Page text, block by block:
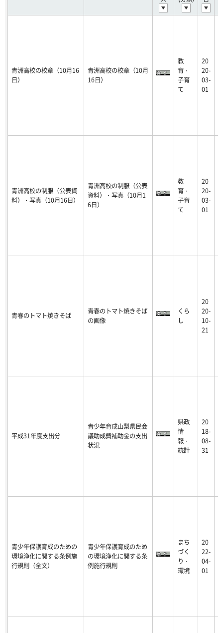
青洲高校の校章（10月16
日）
青洲高校の校章（10月
16日）
教
育・
子育
て
20
20-
03-
01
青洲高校の制服（公表資
料）・写真（10月16日）
青洲高校の制服（公表
資料）・写真（10月1
6日）
教
育・
子育
て
20
20-
03-
01
青春のトマト焼きそば
青春のトマト焼きそば
の画像
くら
し
20
20-
10-
21
平成31年度支出分
青少年育成山梨県民会
議助成費補助金の支出
状況
県政
情
報・
統計
20
18-
08-
31
青少年保護育成のための
環境浄化に関する条例施
行規則（全文）
青少年保護育成のため
の環境浄化に関する条
例施行規則
まち
づく
り・
環境
20
22-
04-
01